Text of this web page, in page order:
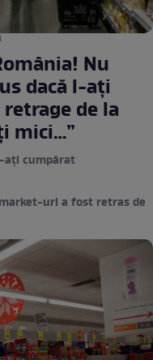
Nu
dacă l-ați
de la
mici…”
ați cumpărat
uri a fost retras de